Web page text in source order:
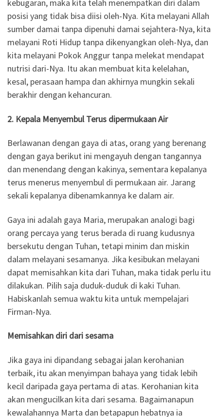
kebugaran, maka kita telah menempatkan diri dalam
posisi yang tidak bisa diisi oleh-Nya. Kita melayani Allah
sumber damai tanpa dipenuhi damai sejahtera-Nya, kita
melayani Roti Hidup tanpa dikenyangkan oleh-Nya, dan
kita melayani Pokok Anggur tanpa melekat mendapat
nutrisi dari-Nya. Itu akan membuat kita kelelahan,
kesal, perasaan hampa dan akhirnya mungkin sekali
berakhir dengan kehancuran.
2. Kepala Menyembul Terus dipermukaan Air
Berlawanan dengan gaya di atas, orang yang berenang
dengan gaya berikut ini mengayuh dengan tangannya
dan menendang dengan kakinya, sementara kepalanya
terus menerus menyembul di permukaan air. Jarang
sekali kepalanya dibenamkannya ke dalam air.
Gaya ini adalah gaya Maria, merupakan analogi bagi
orang percaya yang terus berada di ruang kudusnya
bersekutu dengan Tuhan, tetapi minim dan miskin
dalam melayani sesamanya. Jika kesibukan melayani
dapat memisahkan kita dari Tuhan, maka tidak perlu itu
dilakukan. Pilih saja duduk-duduk di kaki Tuhan.
Habiskanlah semua waktu kita untuk mempelajari
Firman-Nya.
Memisahkan diri dari sesama
Jika gaya ini dipandang sebagai jalan kerohanian
terbaik, itu akan menyimpan bahaya yang tidak lebih
kecil daripada gaya pertama di atas. Kerohanian kita
akan mengucilkan kita dari sesama. Bagaimanapun
kewalahannya Marta dan betapapun hebatnya ia